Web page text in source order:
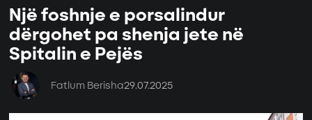
Një foshnje e porsalindur
dërgohet pa shenja jete në
Spitalin e Pejës
Fatlum Berisha29.07.2025